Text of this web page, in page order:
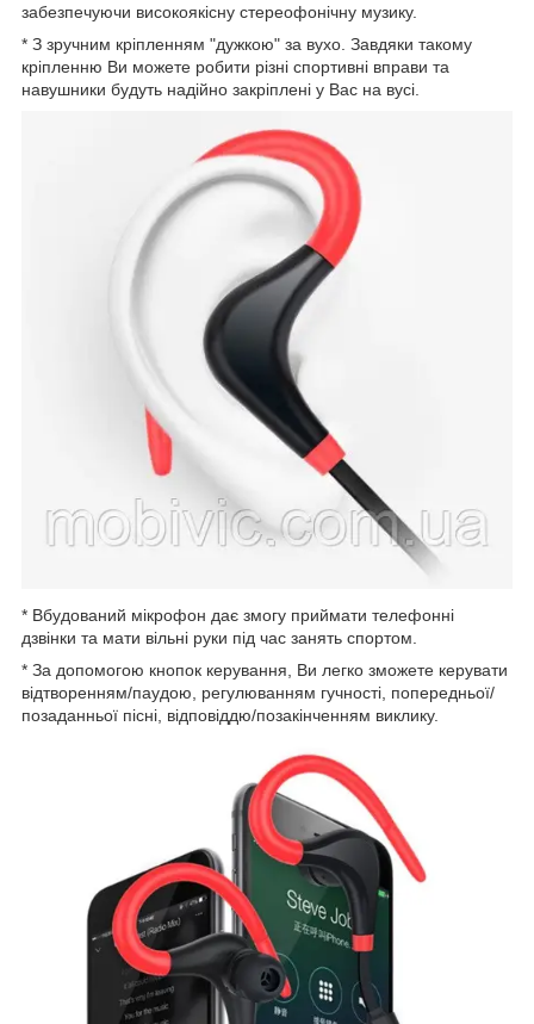
забезпечуючи високоякісну стереофонічну музику.
* З зручним кріпленням "дужкою" за вухо. Завдяки такому
кріпленню Ви можете робити різні спортивні вправи та
навушники будуть надійно закріплені у Вас на вусі.
* Вбудований мікрофон дає змогу приймати телефонні
дзвінки та мати вільні руки під час занять спортом.
* За допомогою кнопок керування, Ви легко зможете керувати
відтворенням/паудою, регулюванням гучності, попередньої/
позаданньої пісні, відповіддю/позакінченням виклику.